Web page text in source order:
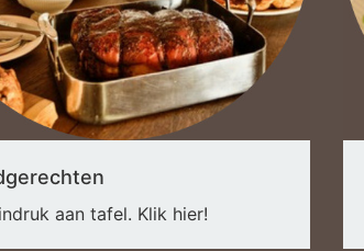
aan tafel. Klik hier!